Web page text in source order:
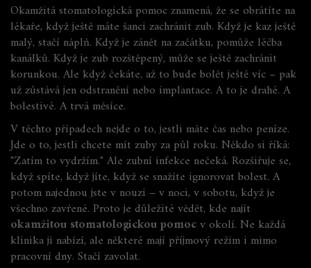
Okamžitá stomatologická pomoc znamená, že se obrátíte na
lékaře, když ještě máte šanci zachránit zub. Když je kaz ještě
malý, stačí náplň. Když je zánět na začátku, pomůže léčba
kanálků. Když je zub rozštěpený, může se ještě zachránit
korunkou. Ale když čekáte, až to bude bolět ještě víc – pak
už zůstává jen odstranění nebo implantace. A to je drahé. A
bolestivé. A trvá měsíce.
V těchto případech nejde o to, jestli máte čas nebo peníze.
Jde o to, jestli chcete mít zuby za půl roku. Někdo si říká:
"Zatím to vydržím." Ale zubní infekce nečeká. Rozšiřuje se,
když spíte, když jíte, když se snažíte ignorovat bolest. A
potom najednou jste v nouzi – v noci, v sobotu, když je
všechno zavřené. Proto je důležité vědět, kde najít
okamžitou stomatologickou pomocv okolí. Ne každá
klinika ji nabízí, ale některé mají příjmový režim i mimo
pracovní dny. Stačí zavolat.